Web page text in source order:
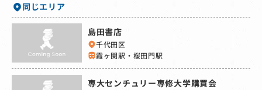
同じエリア
島田書店
千代田区
霞ヶ関駅・桜田門駅
専大センチュリー専修大学購買会